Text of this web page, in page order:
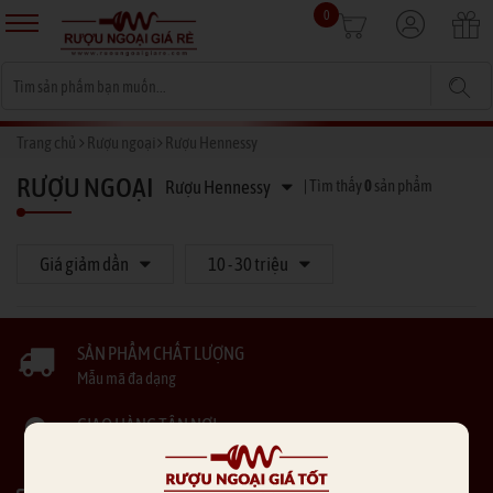
0
Trang chủ Rượu ngoại Rượu Hennessy
RƯỢU NGOẠI Rượu Hennessy | Tìm thấy 0 sản phẩm
Giá giảm dần 10 - 30 triệu
SẢN PHẨM CHẤT LƯỢNG
Mẫu mã đa dạng
GIAO HÀNG TẬN NƠI